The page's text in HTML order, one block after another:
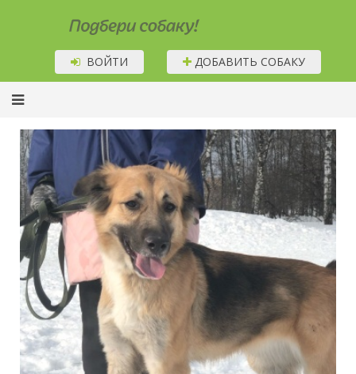
Подбери собаку!
ВОЙТИ ДОБАВИТЬ СОБАКУ